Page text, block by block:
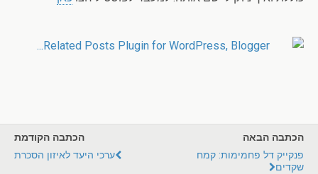
הכתבה הקודמת
ערכי היעד לאיזון הסכרת
הכתבה הבאה
פנקייק דל פחמימות: קמח
שקדים